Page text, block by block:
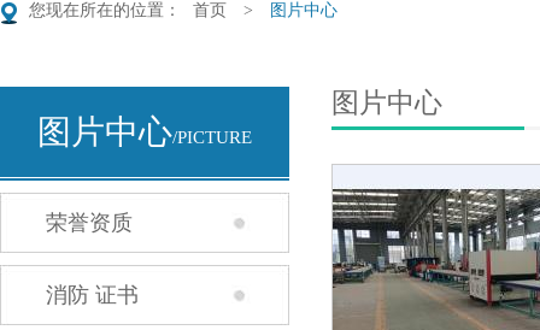
您现在所在的位置： 首页 > 图片中心
图片中心/PICTURE
荣誉资质
消防 证书
图片中心